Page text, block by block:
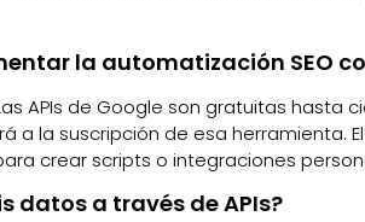
la automatización SEO
APIs de Google son gratuitas hasta
a la suscripción de esa herramienta.
crear scripts o integraciones
datos a través de APIs?